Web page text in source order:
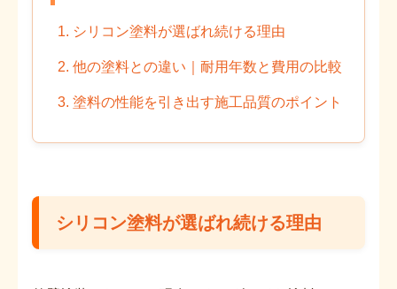
1. シリコン塗料が選ばれ続ける理由
2. 他の塗料との違い｜耐用年数と費用の比較
3. 塗料の性能を引き出す施工品質のポイント
シリコン塗料が選ばれ続ける理由